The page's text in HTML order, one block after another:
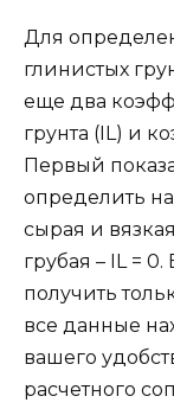
Для
глинистых
еще два
грунта (IL) и
Первый
определить
сырая и
грубая – IL =
получить
все данные
вашего
расчетного